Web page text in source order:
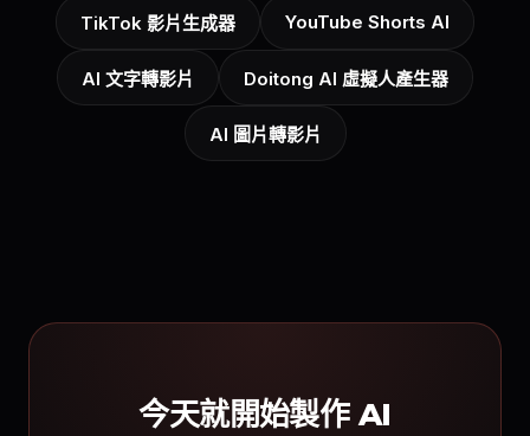
TikTok 影片生成器 YouTube Shorts AI
AI 文字轉影片 Doitong AI 虛擬人產生器
AI 圖片轉影片
今天就開始製作 AI